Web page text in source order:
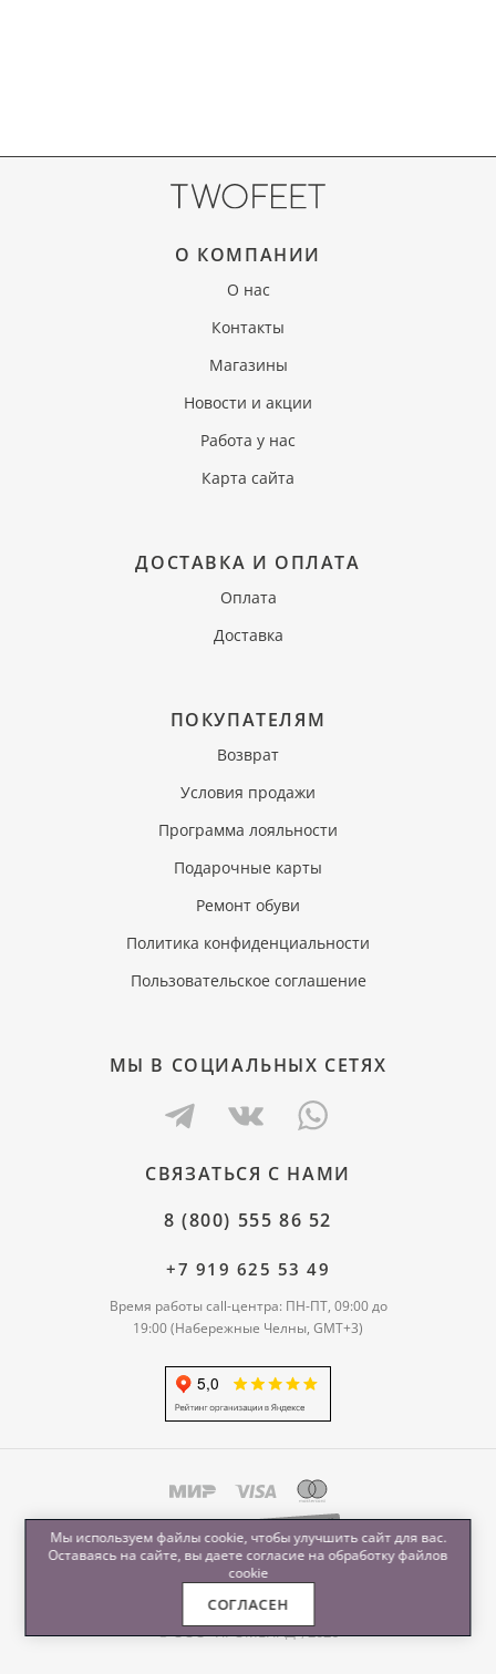
О КОМПАНИИ
О нас
Контакты
Магазины
Новости и акции
Работа у нас
Карта сайта
ДОСТАВКА И ОПЛАТА
Оплата
Доставка
ПОКУПАТЕЛЯМ
Возврат
Условия продажи
Программа лояльности
Подарочные карты
Ремонт обуви
Политика конфиденциальности
Пользовательское соглашение
МЫ В СОЦИАЛЬНЫХ СЕТЯХ
СВЯЗАТЬСЯ С НАМИ
8 (800) 555 86 52
+7 919 625 53 49
Время работы call-центра: ПН-ПТ, 09:00 до
19:00 (Набережные Челны, GMT+3)
© ООО "ПРОМЕНАД", 2026
Мы используем файлы cookie, чтобы улучшить сайт для вас.
Оставаясь на сайте, вы даете согласие на обработкуфайлов
cookie
СОГЛАСЕН